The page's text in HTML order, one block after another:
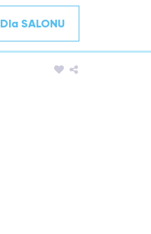
Dla SALONU